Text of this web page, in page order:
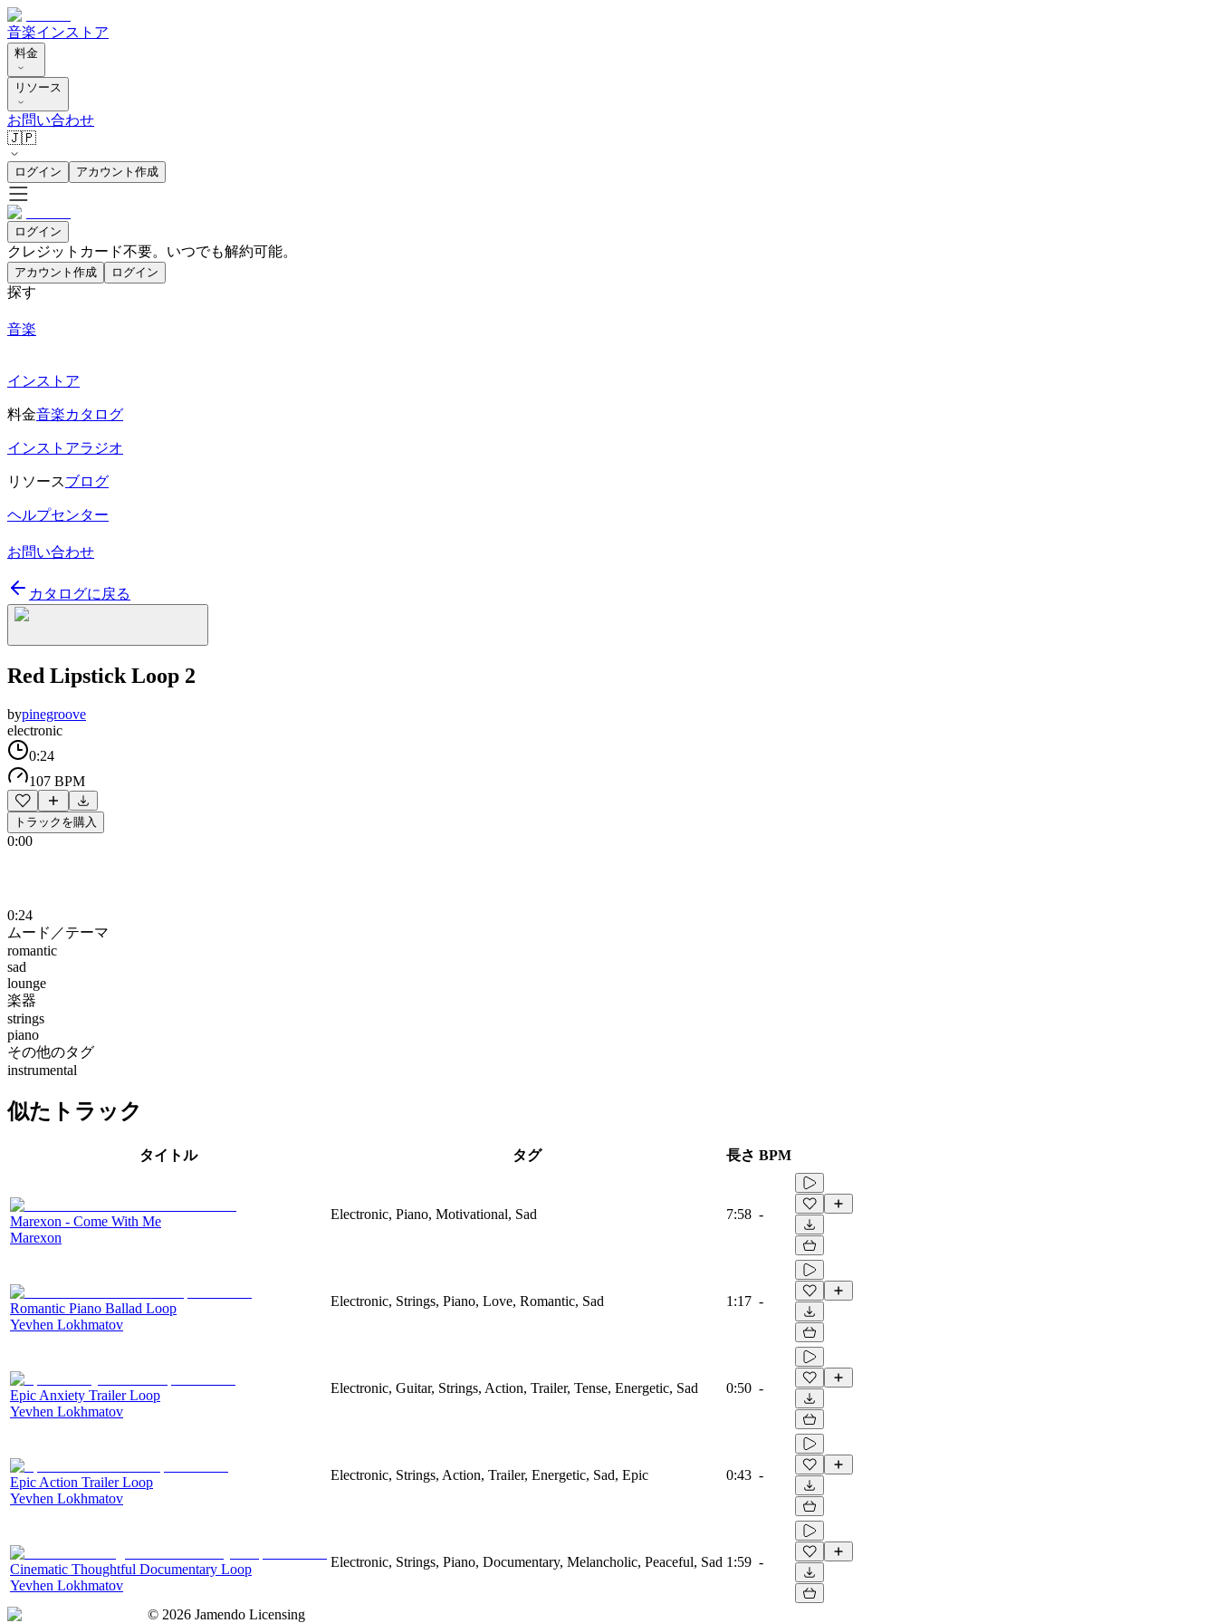
音楽インストア
料金
リソース
お問い合わせ
🇯🇵
ログイン アカウント作成
ログイン
クレジットカード不要。いつでも解約可能。
アカウント作成 ログイン
探す
音楽
インストア
料金音楽カタログ
インストアラジオ
リソースブログ
ヘルプセンター
お問い合わせ
カタログに戻る
Red Lipstick Loop 2
bypinegroove
electronic
0:24
107 BPM
トラックを購入
0:00
0:24
ムード／テーマ
romantic
sad
lounge
楽器
strings
piano
その他のタグ
instrumental
似たトラック
タイトル タグ 長さ BPM
Marexon - Come With Me
Marexon
Electronic, Piano, Motivational, Sad 7:58 -
Romantic Piano Ballad Loop
Yevhen Lokhmatov
Electronic, Strings, Piano, Love, Romantic, Sad 1:17 -
Epic Anxiety Trailer Loop
Yevhen Lokhmatov
Electronic, Guitar, Strings, Action, Trailer, Tense, Energetic, Sad 0:50 -
Epic Action Trailer Loop
Yevhen Lokhmatov
Electronic, Strings, Action, Trailer, Energetic, Sad, Epic 0:43 -
Cinematic Thoughtful Documentary Loop
Yevhen Lokhmatov
Electronic, Strings, Piano, Documentary, Melancholic, Peaceful, Sad 1:59 -
© 2026 Jamendo Licensing